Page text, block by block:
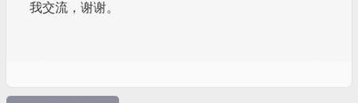
我交流，谢谢。